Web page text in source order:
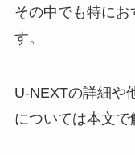
その中でも特に
す。
U-NEXTの詳細や
については本文で